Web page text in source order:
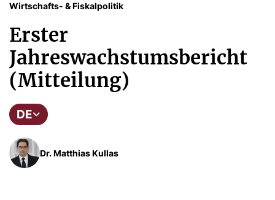
Wirtschafts- & Fiskalpolitik
Erster
Jahreswachstumsbericht
(Mitteilung)
DE
Dr. Matthias Kullas